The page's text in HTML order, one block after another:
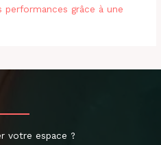
grâce à une
votre espace ?